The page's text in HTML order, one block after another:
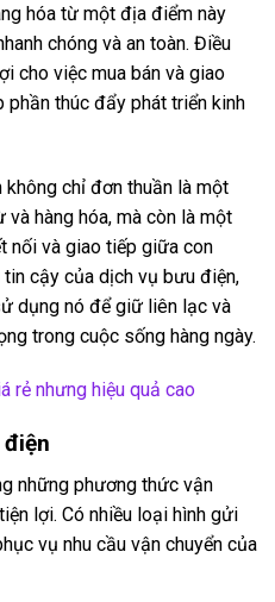
hóa từ một địa điểm này
chóng và an toàn. Điều
cho việc mua bán và giao
thúc đẩy phát triển kinh
chỉ đơn thuần là một
hàng hóa, mà còn là một
nối và giao tiếp giữa con
cậy của dịch vụ bưu điện,
dụng nó để giữ liên lạc và
trong cuộc sống hàng ngày.
rẻ nhưng hiệu quả cao
những phương thức vận
lợi. Có nhiều loại hình gửi
vụ nhu cầu vận chuyển của